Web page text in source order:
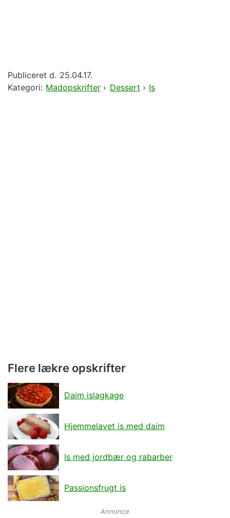
Publiceret d. 25.04.17.
Kategori: Madopskrifter › Dessert › Is
Flere lækre opskrifter
Daim islagkage
Hjemmelavet is med daim
Is med jordbær og rabarber
Passionsfrugt is
Annonce